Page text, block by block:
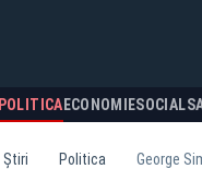
POLITICA ECONOMIESOCIAL
Știri Politica George